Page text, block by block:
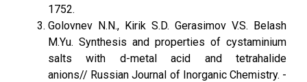
1752.
Golovnev N.N., Kirik S.D. Gerasimov V.S. Belash
M.Yu. Synthesis and properties of cystaminium
salts with d-metal acid and tetrahalide
anions// Russian Journal оf Inorganic Chemistry. -